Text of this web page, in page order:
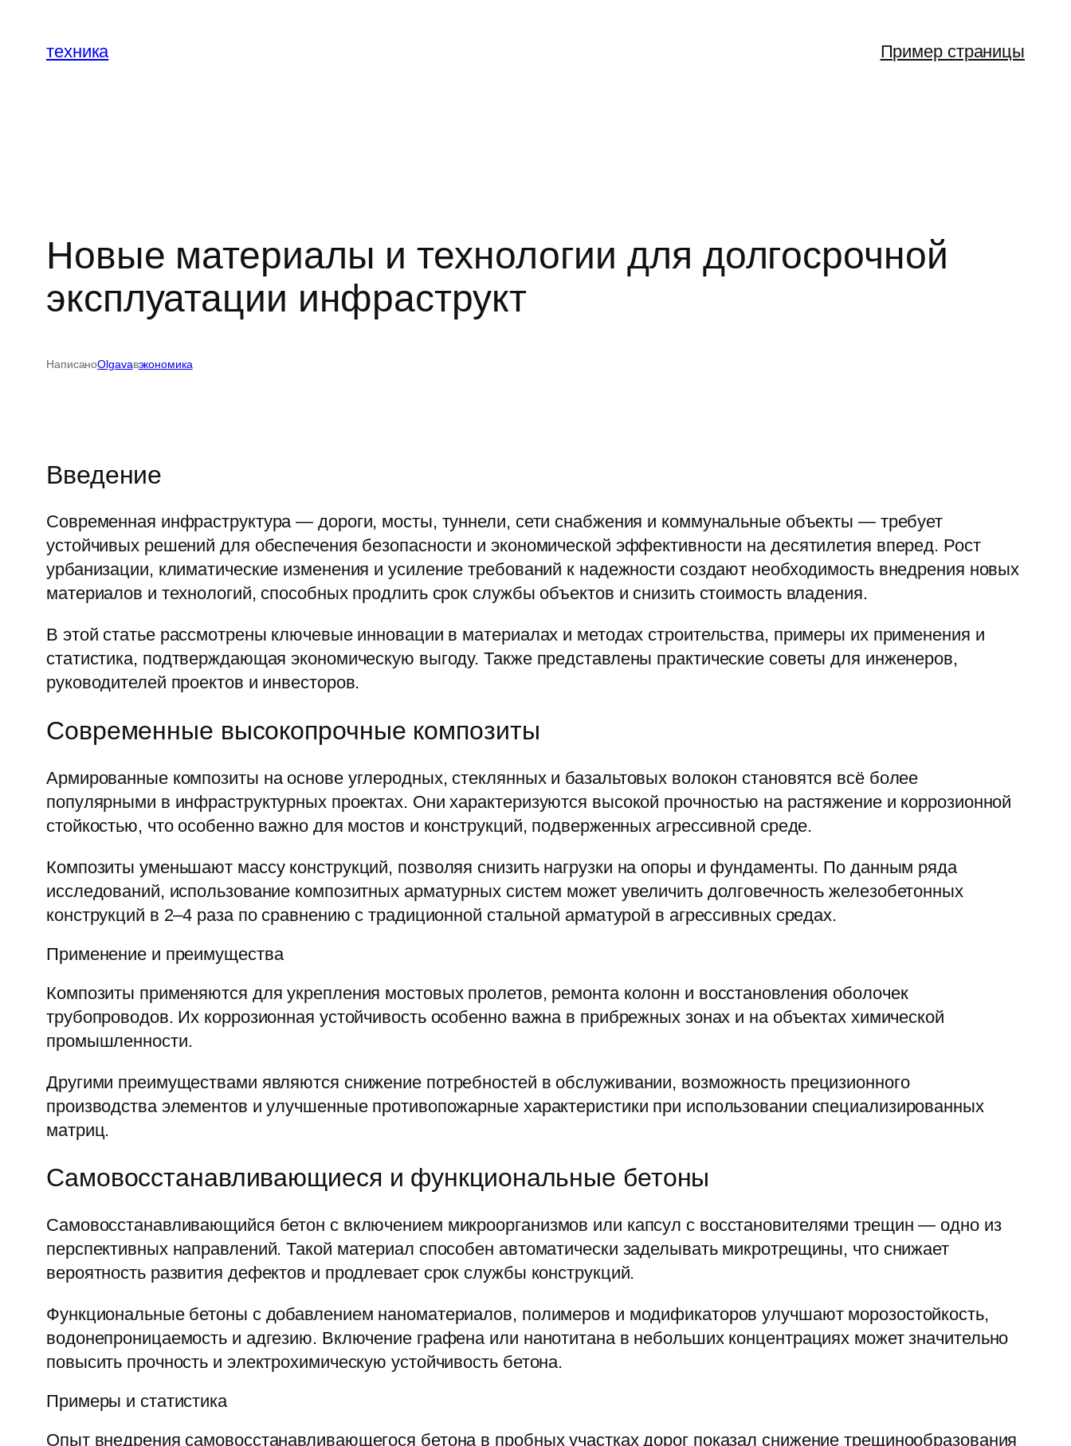
содержимому
техника Пример страницы
Новые материалы и технологии для долгосрочной
эксплуатации инфраструкт
НаписаноOlgavaвэкономика
Введение
Современная инфраструктура — дороги, мосты, туннели, сети снабжения и коммунальные объекты — требует
устойчивых решений для обеспечения безопасности и экономической эффективности на десятилетия вперед. Рост
урбанизации, климатические изменения и усиление требований к надежности создают необходимость внедрения новых
материалов и технологий, способных продлить срок службы объектов и снизить стоимость владения.
В этой статье рассмотрены ключевые инновации в материалах и методах строительства, примеры их применения и
статистика, подтверждающая экономическую выгоду. Также представлены практические советы для инженеров,
руководителей проектов и инвесторов.
Современные высокопрочные композиты
Армированные композиты на основе углеродных, стеклянных и базальтовых волокон становятся всё более
популярными в инфраструктурных проектах. Они характеризуются высокой прочностью на растяжение и коррозионной
стойкостью, что особенно важно для мостов и конструкций, подверженных агрессивной среде.
Композиты уменьшают массу конструкций, позволяя снизить нагрузки на опоры и фундаменты. По данным ряда
исследований, использование композитных арматурных систем может увеличить долговечность железобетонных
конструкций в 2–4 раза по сравнению с традиционной стальной арматурой в агрессивных средах.
Применение и преимущества
Композиты применяются для укрепления мостовых пролетов, ремонта колонн и восстановления оболочек
трубопроводов. Их коррозионная устойчивость особенно важна в прибрежных зонах и на объектах химической
промышленности.
Другими преимуществами являются снижение потребностей в обслуживании, возможность прецизионного
производства элементов и улучшенные противопожарные характеристики при использовании специализированных
матриц.
Самовосстанавливающиеся и функциональные бетоны
Самовосстанавливающийся бетон с включением микроорганизмов или капсул с восстановителями трещин — одно из
перспективных направлений. Такой материал способен автоматически заделывать микротрещины, что снижает
вероятность развития дефектов и продлевает срок службы конструкций.
Функциональные бетоны с добавлением наноматериалов, полимеров и модификаторов улучшают морозостойкость,
водонепроницаемость и адгезию. Включение графена или нанотитана в небольших концентрациях может значительно
повысить прочность и электрохимическую устойчивость бетона.
Примеры и статистика
Опыт внедрения самовосстанавливающегося бетона в пробных участках дорог показал снижение трещинообразования